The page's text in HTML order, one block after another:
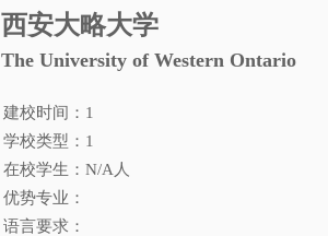
西安大略大学
The University of Western Ontario
建校时间：1
学校类型：1
在校学生：N/A人
优势专业：
语言要求：